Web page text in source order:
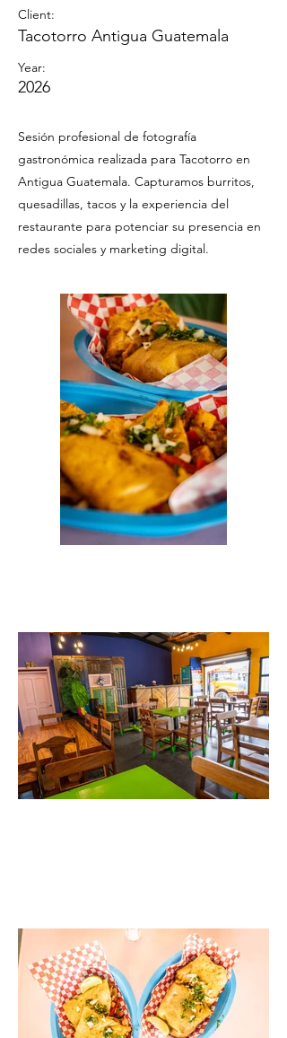
Client:
Tacotorro Antigua Guatemala
Year:
2026
Sesión profesional de fotografía
gastronómica realizada para Tacotorro en
Antigua Guatemala. Capturamos burritos,
quesadillas, tacos y la experiencia del
restaurante para potenciar su presencia en
redes sociales y marketing digital.